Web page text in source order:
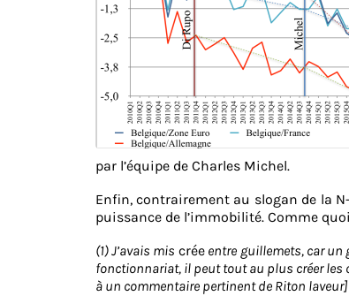
par l’équipe de Charles Michel.
Enfin, contrairement au slogan de la
puissance de l’immobilité. Comme
(1) J’avais mis crée entre guillemets, car un
fonctionnariat, il peut tout au plus créer les
à un commentaire pertinent de Riton laveur]